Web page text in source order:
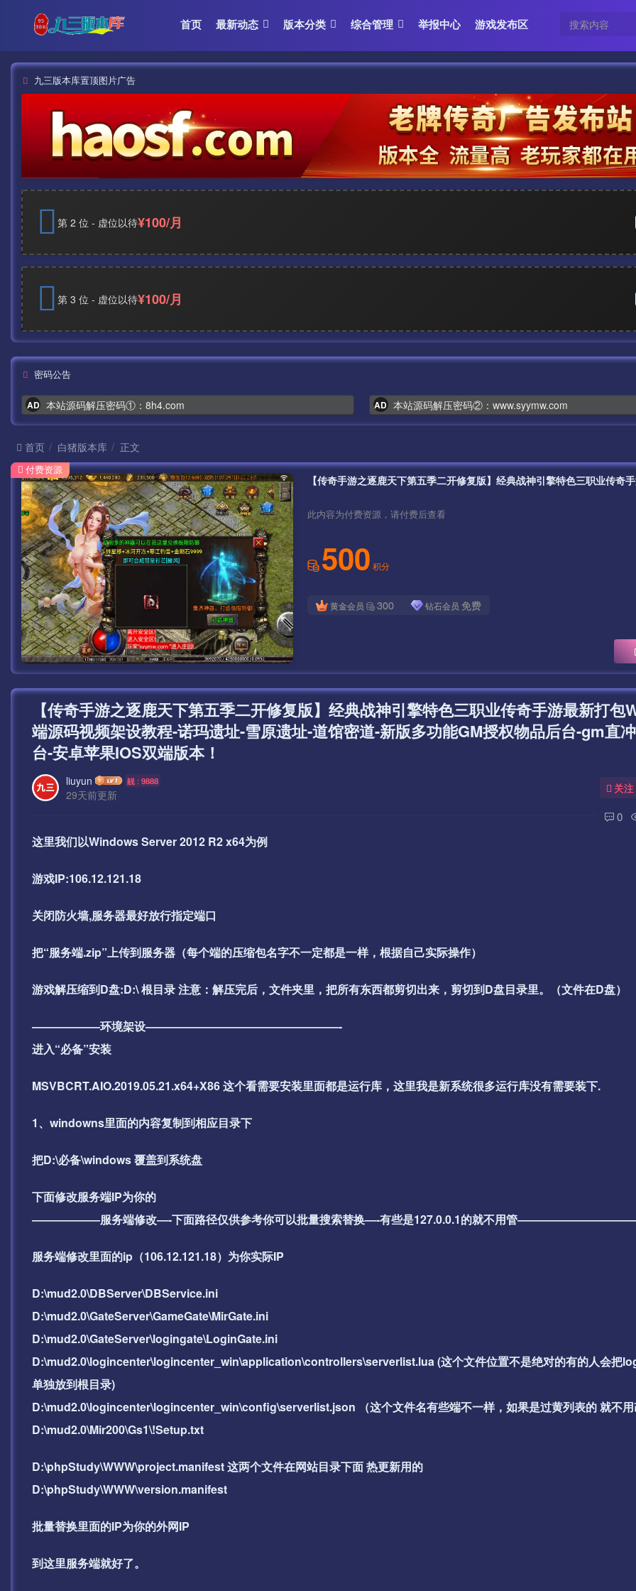
首页 最新动态 版本分类 综合管理 举报中心 游戏发布区
九三版本库置顶图片广告
第 2 位 - 虚位以待¥100/月
第 3 位 - 虚位以待¥100/月
密码公告
AD 本站源码解压密码①：8h4.com AD 本站源码解压密码②：www.syymw.com
首页 白猪版本库 正文
此内容为付费资源，请付费后查看
500 积分
黄金会员 300 钻石会员 免费
付费资源
【传奇手游之逐鹿天下第五季二开修复版】经典战神引擎特色三职业传奇手游最新打包
端源码视频架设教程-诺玛遗址-雪原遗址-道馆密道-新版多功能GM授权物品后台-gm直
台-安卓苹果IOS双端版本！
liuyun 靓 : 9888
29天前更新 关注
0
这里我们以Windows Server 2012 R2 x64为例
游戏IP:106.12.121.18
关闭防火墙,服务器最好放行指定端口
把“服务端.zip”上传到服务器（每个端的压缩包名字不一定都是一样，根据自己实际操作）
游戏解压缩到D盘:D:\ 根目录 注意：解压完后，文件夹里，把所有东西都剪切出来，剪切到D盘目录里。（文件在D盘）
——————环境架设—————————————————-
进入“必备”安装
MSVBCRT.AIO.2019.05.21.x64+X86 这个看需要安装里面都是运行库，这里我是新系统很多运行库没有需要装下.
1、windowns里面的内容复制到相应目录下
把D:\必备\windows 覆盖到系统盘
下面修改服务端IP为你的
——————服务端修改—-下面路径仅供参考你可以批量搜索替换—-有些是127.0.0.1的就不用管
服务端修改里面的ip（106.12.121.18）为你实际IP
D:\mud2.0\DBServer\DBService.ini
D:\mud2.0\GateServer\GameGate\MirGate.ini
D:\mud2.0\GateServer\logingate\LoginGate.ini
D:\mud2.0\logincenter\logincenter_win\application\controllers\serverlist.lua (这个文件位置不是绝对的有的人会把
单独放到根目录)
D:\mud2.0\logincenter\logincenter_win\config\serverlist.json （这个文件名有些端不一样，如果是过黄列表的 就不
D:\mud2.0\Mir200\Gs1\!Setup.txt
D:\phpStudy\WWW\project.manifest 这两个文件在网站目录下面 热更新用的
D:\phpStudy\WWW\version.manifest
批量替换里面的IP为你的外网IP
到这里服务端就好了。